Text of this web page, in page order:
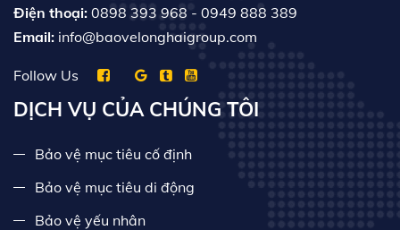
Điện thoại: 0898 393 968 - 0949 888 389
Email: info@baovelonghaigroup.com
Follow Us
DỊCH VỤ CỦA CHÚNG TÔI
Bảo vệ mục tiêu cố định
Bảo vệ mục tiêu di động
Bảo vệ yếu nhân